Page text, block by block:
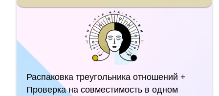
Распаковка треугольника отношений +
Проверка на совместимость в одном